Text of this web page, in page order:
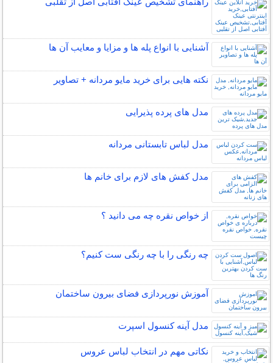
آشنایی با انواع پله ها و مزایا و معایب آن ها
نکته هایی برای خرید مایو مردانه + تصاویر
مدل های پرده پذیرایی
مدل لباس تابستانی مردانه
مدل کفش های لازم برای خانم ها
از خواص نقره چه می دانید ؟
چه رنگی را با چه رنگی ست کنیم؟
آموزش نورپردازی فضای بیرون ساختمان
مدل آینه کنسول اسپرت
نکاتی مهم در انتخاب لباس عروس